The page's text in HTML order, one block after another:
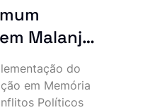
Malanje
do
em Memória
Políticos